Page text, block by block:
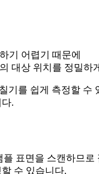
기 어렵기 때문에
대상 위치를 정밀하
기를 쉽게 측정할 수
.
표면을 스캔하므
수 있습니다.